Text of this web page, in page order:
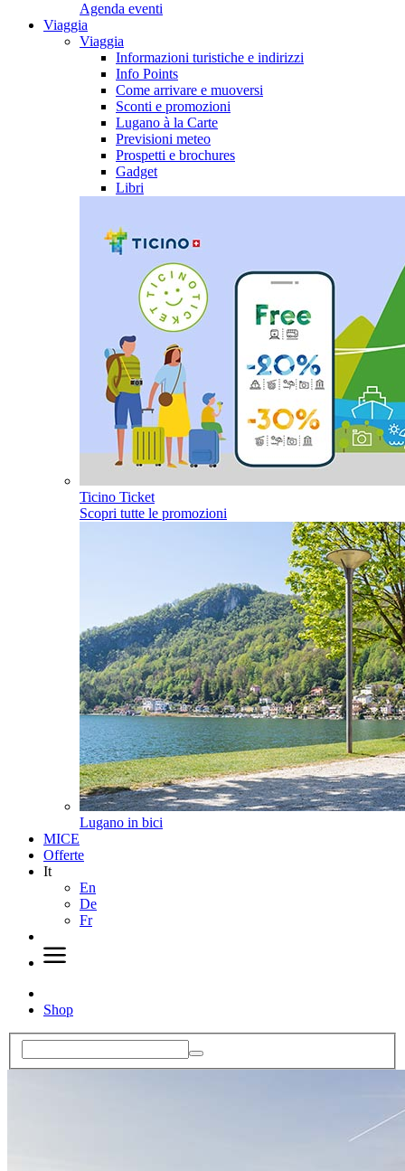
Agenda eventi
Viaggia
Viaggia
Informazioni turistiche e indirizzi
Info Points
Come arrivare e muoversi
Sconti e promozioni
Lugano à la Carte
Previsioni meteo
Prospetti e brochures
Gadget
Libri
Ticino Ticket
Scopri tutte le promozioni
Lugano in bici
MICE
Offerte
It
En
De
Fr
Shop